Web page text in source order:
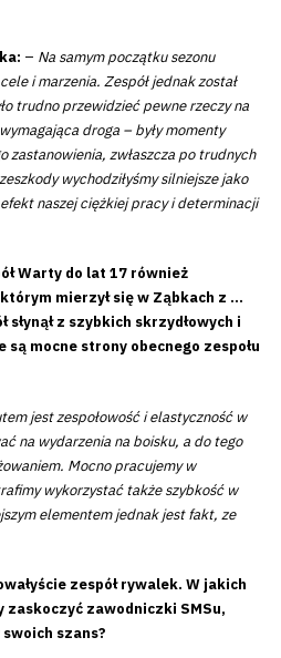
– Na samym początku sezonu
i marzenia. Zespół jednak został
trudno przewidzieć pewne rzeczy na
droga – były momenty
zastanowienia, zwłaszcza po trudnych
wychodziłyśmy silniejsze jako
naszej ciężkiej pracy i determinacji
Warty do lat 17 również
którym mierzył się w Ząbkach z …
słynął z szybkich skrzydłowych i
mocne strony obecnego zespołu
jest zespołowość i elastyczność w
na wydarzenia na boisku, a do tego
Mocno pracujemy w
wykorzystać także szybkość w
elementem jednak jest fakt, ze
zespół rywalek. W jakich
zaskoczyć zawodniczki SMSu,
szans?